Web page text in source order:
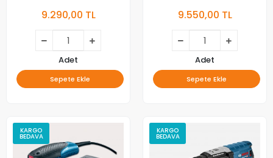
9.290,00 TL
Adet
Sepete Ekle
9.550,00 TL
Adet
Sepete Ekle
KARGO
BEDAVA
KARGO
BEDAVA